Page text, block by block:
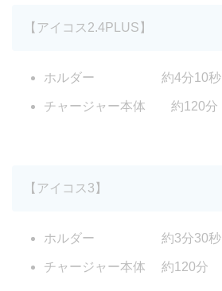
【アイコス2.4PLUS】
ホルダー 約4分10秒
チャージャー本体 約120分
【アイコス3】
ホルダー 約3分30秒
チャージャー本体 約120分